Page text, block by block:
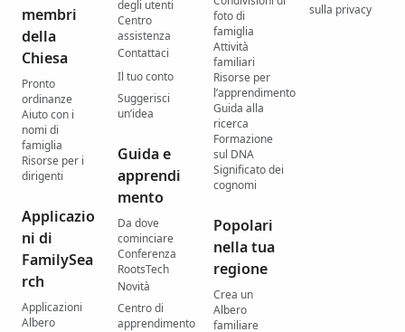
membri
della
Chiesa
Pronto
ordinanze
Aiuto con i
nomi di
famiglia
Risorse per i
dirigenti
Applicazio
ni di
FamilySea
rch
Applicazioni
Albero
degli utenti
Centro
assistenza
Contattaci
Il tuo conto
Suggerisci
un’idea
Guida e
apprendi
mento
Da dove
cominciare
Conferenza
RootsTech
Novità
Centro di
apprendimento
foto di
famiglia
Attività
familiari
Risorse per
l’apprendimento
Guida alla
ricerca
Formazione
sul DNA
Significato dei
cognomi
Popolari
nella tua
regione
Crea un
Albero
familiare
sulla privacy